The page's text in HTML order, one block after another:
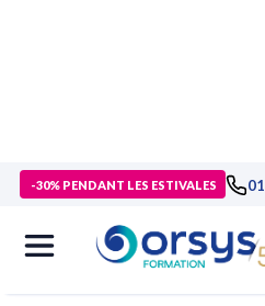
-30% PENDANT LES ESTIVALES
> Formations>Technologies numériques
Dessin 2D, perfectionnement
AutoCAD LT Dessin